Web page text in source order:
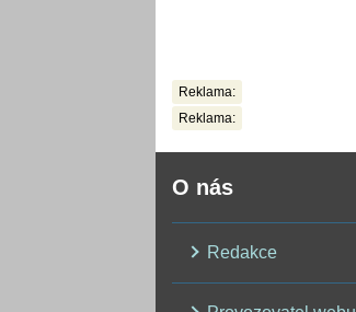
Reklama:
Reklama:
O nás
Redakce